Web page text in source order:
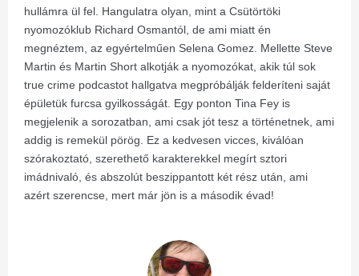
hullámra ül fel. Hangulatra olyan, mint a Csütörtöki
nyomozóklub Richard Osmantól, de ami miatt én
megnéztem, az egyértelműen Selena Gomez. Mellette Steve
Martin és Martin Short alkotják a nyomozókat, akik túl sok
true crime podcastot hallgatva megpróbálják felderíteni saját
épületük furcsa gyilkosságát. Egy ponton Tina Fey is
megjelenik a sorozatban, ami csak jót tesz a történetnek, ami
addig is remekül pörög. Ez a kedvesen vicces, kiválóan
szórakoztató, szerethető karakterekkel megírt sztori
imádnivaló, és abszolút beszippantott két rész után, ami
azért szerencse, mert már jön is a második évad!